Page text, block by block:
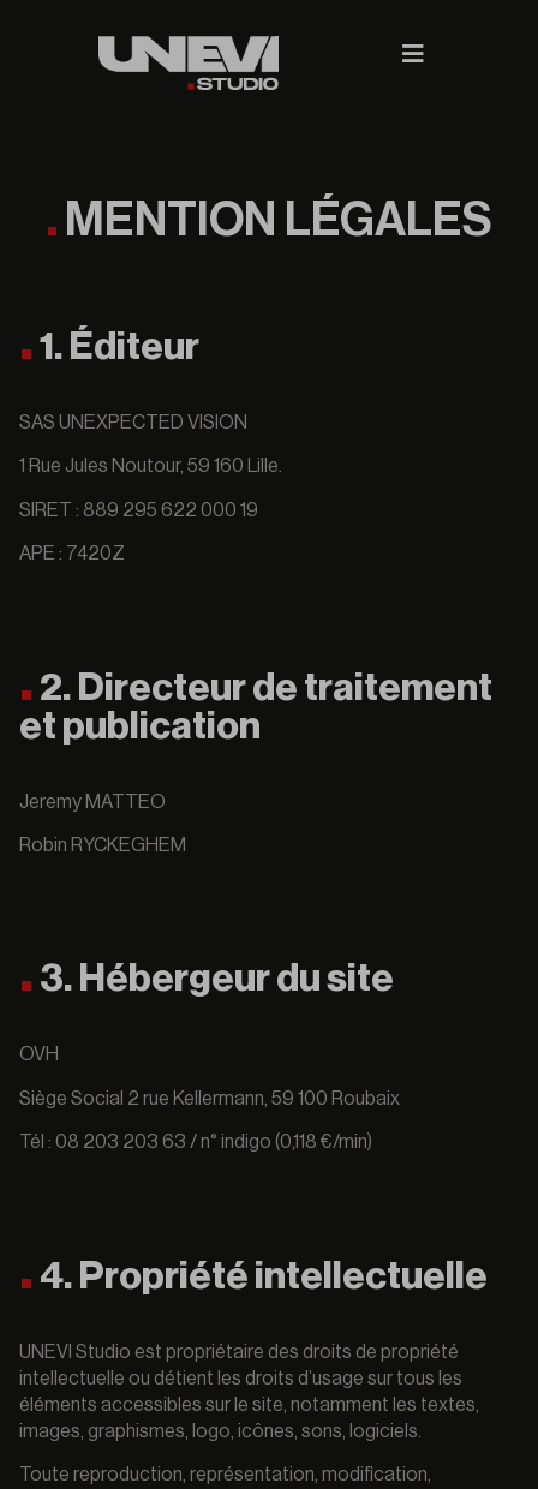
MENTION LÉGALES
1. Éditeur
SAS UNEXPECTED VISION
1 Rue Jules Noutour, 59 160 Lille.
SIRET : 889 295 622 000 19
APE : 7420Z
2. Directeur de traitement
et publication
Jeremy MATTEO
Robin RYCKEGHEM
3. Hébergeur du site
OVH
Siège Social 2 rue Kellermann, 59 100 Roubaix
Tél : 08 203 203 63 / n° indigo (0,118 €/min)
4. Propriété intellectuelle
UNEVI Studio est propriétaire des droits de propriété
intellectuelle ou détient les droits d’usage sur tous les
éléments accessibles sur le site, notamment les textes,
images, graphismes, logo, icônes, sons, logiciels.
Toute reproduction, représentation, modification,